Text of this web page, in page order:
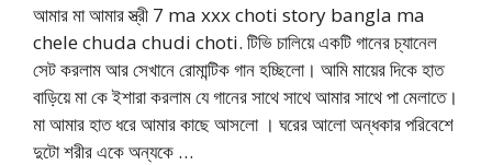
আমার মা আমার স্ত্রী 7 ma xxx choti story bangla ma
chele chuda chudi choti. টিভি চালিয়ে একটি গানের চ্যানেল
সেট করলাম আর সেখানে রোমান্টিক গান হচ্ছিলো। আমি মায়ের দিকে হাত
বাড়িয়ে মা কে ইশারা করলাম যে গানের সাথে সাথে আমার সাথে পা মেলাতে।
মা আমার হাত ধরে আমার কাছে আসলো । ঘরের আলো অন্ধকার পরিবেশে
দুটো শরীর একে অন্যকে …